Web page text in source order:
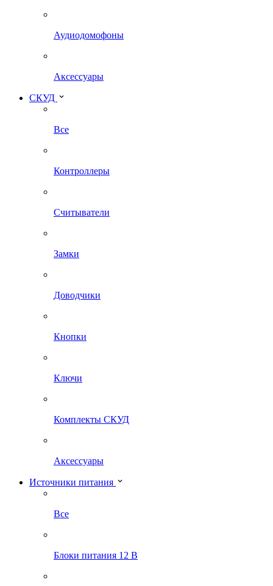
Аудиодомофоны
Аксессуары
СКУД
Все
Контроллеры
Считыватели
Замки
Доводчики
Кнопки
Ключи
Комплекты СКУД
Аксессуары
Источники питания
Все
Блоки питания 12 В